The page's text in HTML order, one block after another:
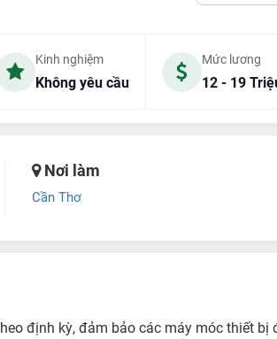
Kinh nghiệm
Không yêu cầu
Mức lương
12 - 19
Nơi làm
Cần Thơ
định kỳ, đảm bảo các máy móc thiết bị